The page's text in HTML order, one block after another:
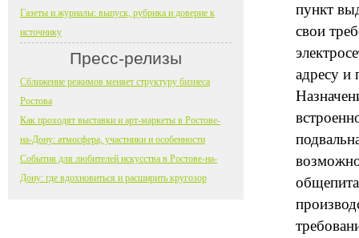
пункт
свои
адресу и
Газеты и журналы: выпуск, рубрика и доверие к
источнику
Пресс-релизы
Сближение режимов меняет структуру бизнеса
Ростова
Как проходят выставки и арт-маркеты в Ростове-
на-Дону: атмосфера, участники и особенности
События для любителей искусства в Ростове-на-
Дону: где вдохновиться и расширить кругозор